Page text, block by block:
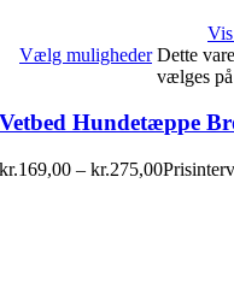
Vælg muligheder Dette
vælges
Vetbed Hundetæppe
kr.169,00 – kr.275,00